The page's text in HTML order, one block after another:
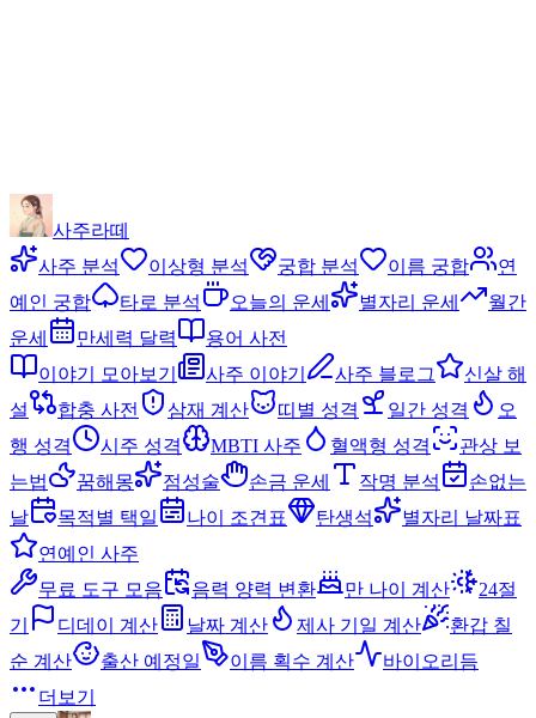
사주라떼
사주 분석
이상형 분석 궁합 분석 이름 궁합
연
예인 궁합
타로 분석 오늘의 운세 별자리 운세
월간
운세
만세력 달력
용어 사전
이야기 모아보기
사주 이야기 사주 블로그
신살 해
설
합충 사전 삼재 계산 띠별 성격 일간 성격
오
행 성격
시주 성격 MBTI 사주 혈액형 성격
관상 보
는법
꿈해몽 점성술 손금 운세 작명 분석
손없는
날
목적별 택일 나이 조견표 탄생석
별자리 날짜표
연예인 사주
무료 도구 모음
음력 양력 변환 만 나이 계산
24절
기
디데이 계산 날짜 계산 제사 기일 계산
환갑 칠
순 계산
출산 예정일 이름 획수 계산
바이오리듬
더보기